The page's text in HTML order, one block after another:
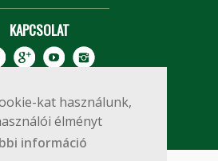
kat használunk,
élményt
információ
KAPCSOLAT